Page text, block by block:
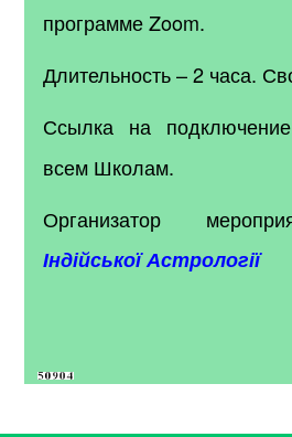
программе Zoom.
Длительность – 2 часа.
Ссылка на
всем Школам.
Организатор
Індійської Астрології